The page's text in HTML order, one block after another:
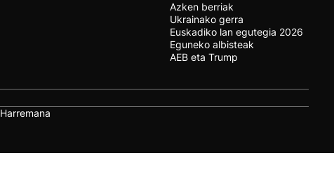
Azken berriak
Ukrainako gerra
Euskadiko lan egutegia 2026
Eguneko albisteak
AEB eta Trump
Harremana